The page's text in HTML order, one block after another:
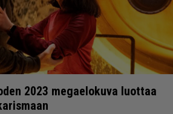
2023 megaelokuva luottaa